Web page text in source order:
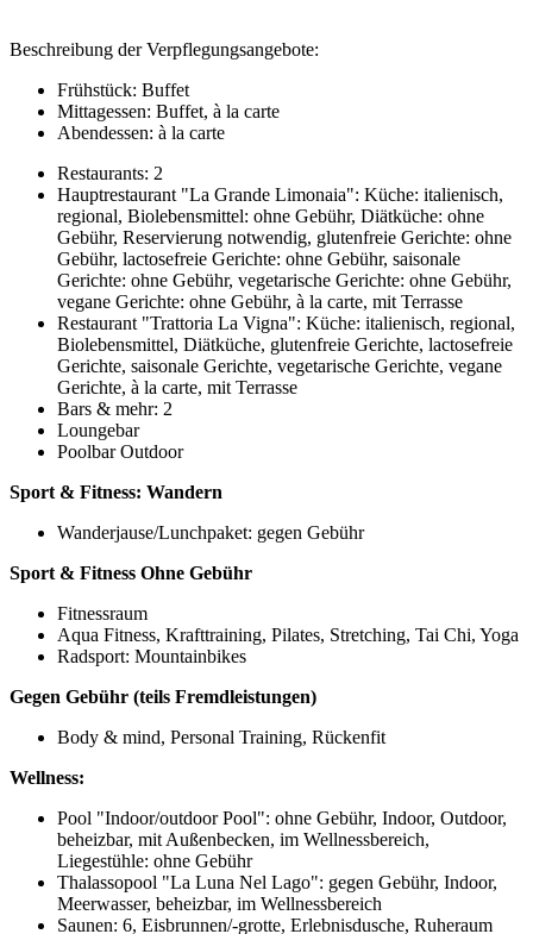
Beschreibung der Verpflegungsangebote:
Frühstück: Buffet
Mittagessen: Buffet, à la carte
Abendessen: à la carte
Restaurants: 2
Hauptrestaurant "La Grande Limonaia": Küche: italienisch,
regional, Biolebensmittel: ohne Gebühr, Diätküche: ohne
Gebühr, Reservierung notwendig, glutenfreie Gerichte: ohne
Gebühr, lactosefreie Gerichte: ohne Gebühr, saisonale
Gerichte: ohne Gebühr, vegetarische Gerichte: ohne Gebühr,
vegane Gerichte: ohne Gebühr, à la carte, mit Terrasse
Restaurant "Trattoria La Vigna": Küche: italienisch, regional,
Biolebensmittel, Diätküche, glutenfreie Gerichte, lactosefreie
Gerichte, saisonale Gerichte, vegetarische Gerichte, vegane
Gerichte, à la carte, mit Terrasse
Bars & mehr: 2
Loungebar
Poolbar Outdoor
Sport & Fitness: Wandern
Wanderjause/Lunchpaket: gegen Gebühr
Sport & Fitness Ohne Gebühr
Fitnessraum
Aqua Fitness, Krafttraining, Pilates, Stretching, Tai Chi, Yoga
Radsport: Mountainbikes
Gegen Gebühr (teils Fremdleistungen)
Body & mind, Personal Training, Rückenfit
Wellness:
Pool "Indoor/outdoor Pool": ohne Gebühr, Indoor, Outdoor,
beheizbar, mit Außenbecken, im Wellnessbereich,
Liegestühle: ohne Gebühr
Thalassopool "La Luna Nel Lago": gegen Gebühr, Indoor,
Meerwasser, beheizbar, im Wellnessbereich
Saunen: 6, Eisbrunnen/-grotte, Erlebnisdusche, Ruheraum